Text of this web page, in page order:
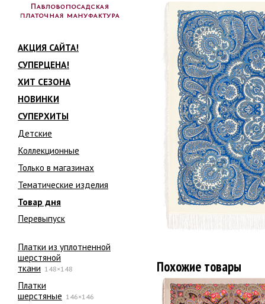
АКЦИЯ САЙТА!
СУПЕРЦЕНА!
ХИТ СЕЗОНА
НОВИНКИ
СУПЕРХИТЫ
Детские
Коллекционные
Только в магазинах
Тематические изделия
Товар дня
Перевыпуск
Платки из уплотненной
шерстяной
ткани 148×148
Платки
шерстяные 146×146
Похожие товары